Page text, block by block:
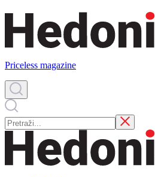
Priceless magazine